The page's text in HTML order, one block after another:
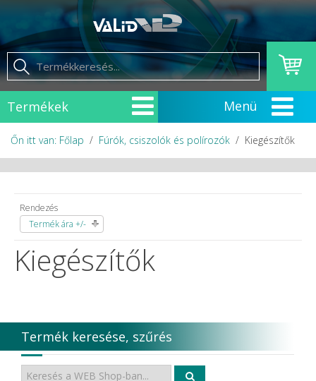
Termékek
Őn itt van: Főlap Fúrók, csiszolók és polírozók Kiegészítők
Rendezés
Termék ára +/-
Kiegészítők
Termék keresése, szűrés